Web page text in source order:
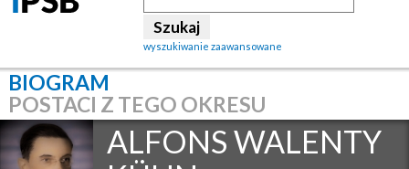
wyszukiwanie zaawansowane
BIOGRAM
POSTACI Z TEGO OKRESU
ALFONS WALENTY